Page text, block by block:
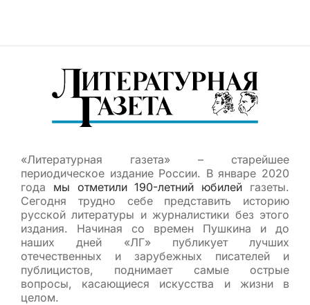
«Литературная газета» – старейшее
периодическое издание России. В январе 2020
года мы отметили 190-летний юбилей газеты.
Сегодня трудно себе представить историю
русской литературы и журналистики без этого
издания. Начиная со времен Пушкина и до
наших дней «ЛГ» публикует лучших
отечественных и зарубежных писателей и
публицистов, поднимает самые острые
вопросы, касающиеся искусства и жизни в
целом.